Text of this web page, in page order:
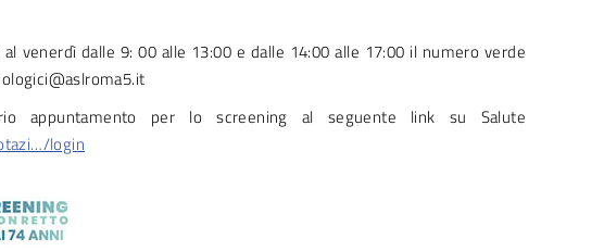
venerdì dalle 9: 00 alle 13:00 e dalle 14:00 alle 17:00 il numero verde
appuntamento per lo screening al seguente link su Salute
login